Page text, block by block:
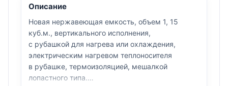
Описание
Новая нержавеющая емкость, объем 1, 15
куб.м., вертикального исполнения,
с рубашкой для нагрева или охлаждения,
электрическим нагревом теплоносителя
в рубашке, термоизоляцией, мешалкой
лопастного типа.